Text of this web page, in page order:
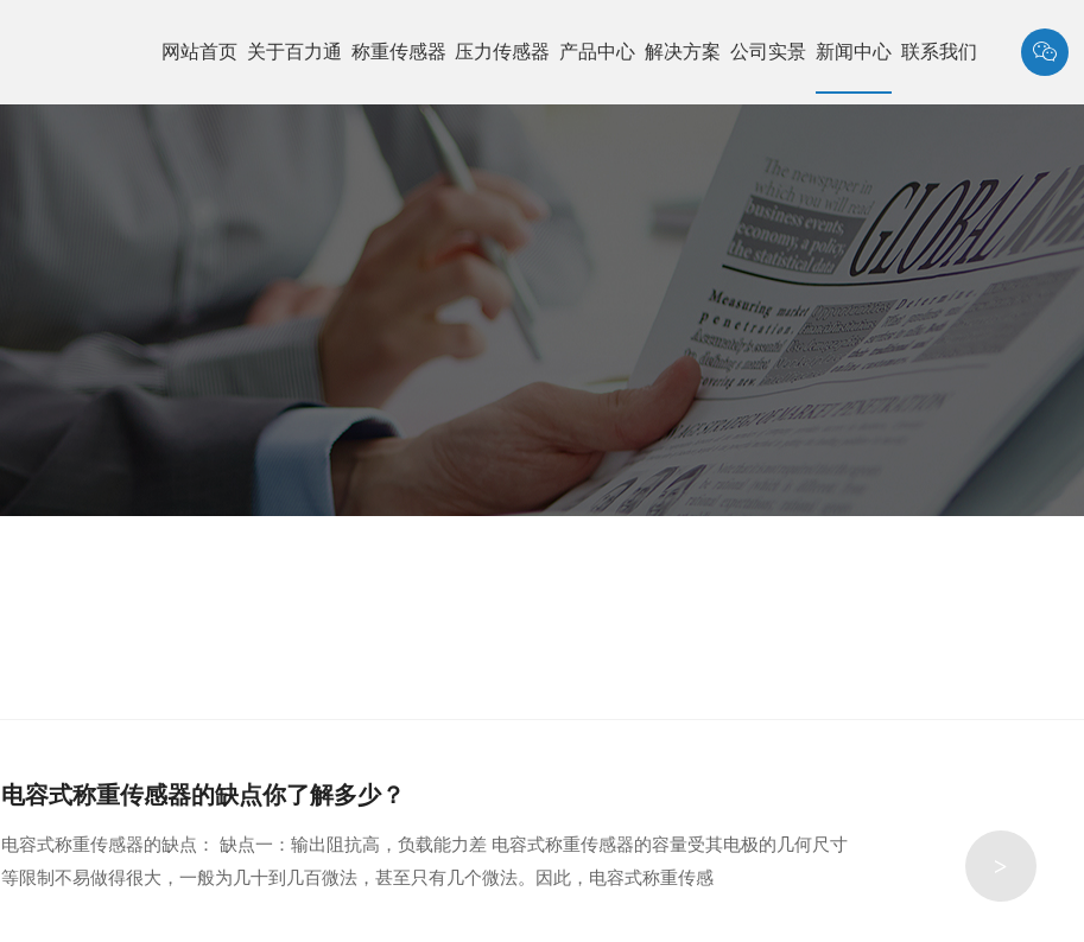
网站首页 关于百力通 称重传感器 压力传感器 产品中心 解决方案 公司实景 新闻中心 联系我们 
电容式称重传感器的缺点你了解多少？
电容式称重传感器的缺点： 缺点一：输出阻抗高，负载能力差 电容式称重传感器的容量受其电极的几何尺寸
等限制不易做得很大，一般为几十到几百微法，甚至只有几个微法。因此，电容式称重传感
>